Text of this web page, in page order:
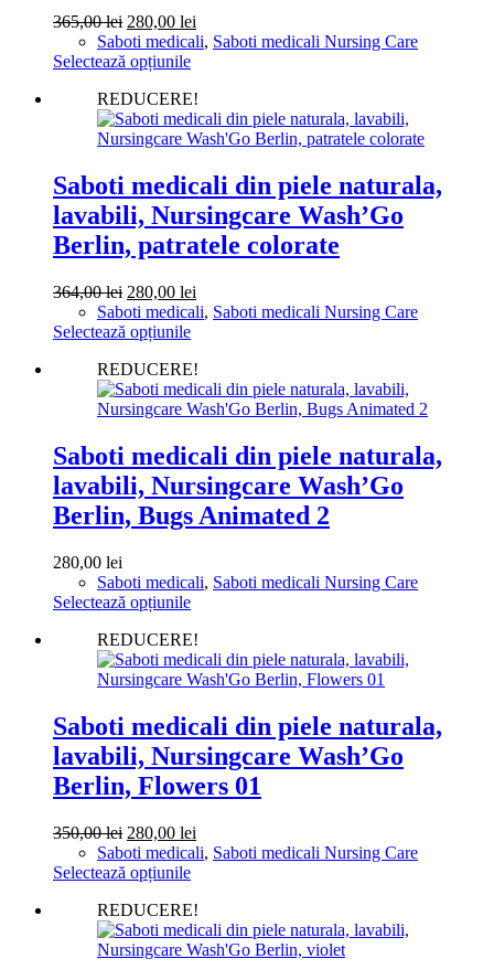
produsului.
365,00lei Prețul
inițial
a
365,00 lei.
280,00 lei
curent
Saboti medicali, Saboti medicali Nursing Care
Selectează opțiunileAcest
are
mai
multe
Opțiunile
pot
fi
alese
în
produsului.
REDUCERE!
Saboti medicali din piele naturala,
lavabili, Nursingcare Wash’Go
Berlin, patratele colorate
364,00lei Prețul
inițial
a
364,00 lei.
280,00 lei
curent
Saboti medicali, Saboti medicali Nursing Care
Selectează opțiunileAcest
are
mai
multe
Opțiunile
pot
fi
alese
în
REDUCERE!
Saboti medicali din piele naturala,
lavabili, Nursingcare Wash’Go
Berlin, Bugs Animated 2
280,00 lei
Saboti medicali, Saboti medicali Nursing Care
Selectează opțiunileAcest
are
mai
multe
Opțiunile
pot
fi
alese
în
produsului.
REDUCERE!
Saboti medicali din piele naturala,
lavabili, Nursingcare Wash’Go
Berlin, Flowers 01
350,00lei Prețul
inițial
a
350,00 lei.
280,00 lei
curent
Saboti medicali, Saboti medicali Nursing Care
Selectează opțiunileAcest
are
mai
multe
REDUCERE!